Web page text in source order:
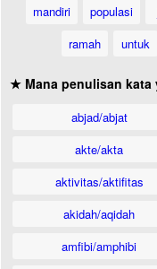
mandiri
populasi
ramah
untuk
★ Mana penulisan kata
abjad/abjat
akte/akta
aktivitas/aktifitas
akidah/aqidah
amfibi/amphibi